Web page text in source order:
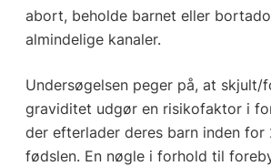
abort, beholde barnet eller
almindelige kanaler.
Undersøgelsen peger på, at
graviditet udgør en risikofaktor i
der efterlader deres barn inden
fødslen. En nøgle i forhold til